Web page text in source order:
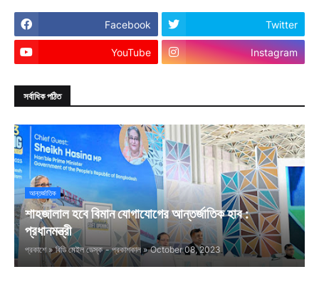
Facebook Twitter
YouTube Instagram
সর্বাধিক পঠিত
আন্তর্জাতিক
শাহজালাল হবে বিমান যোগাযোগের আন্তর্জাতিক হাব :
প্রধানমন্ত্রী
প্রকাশে » বিডি মেইল ডেস্ক - প্রকাশকাল » October 08, 2023